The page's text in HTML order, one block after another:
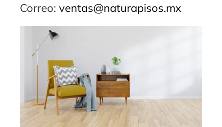
Correo: ventas@naturapisos.mx